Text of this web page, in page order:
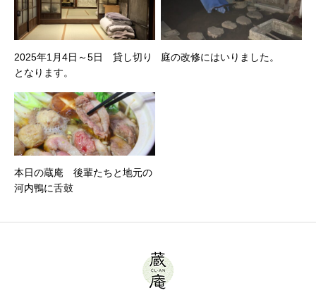
2025年1月4日～5日 貸し切り
となります。
庭の改修にはいりました。
本日の蔵庵 後輩たちと地元の
河内鴨に舌鼓